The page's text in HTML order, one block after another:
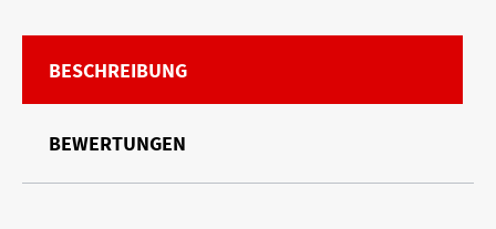
BESCHREIBUNG
BEWERTUNGEN